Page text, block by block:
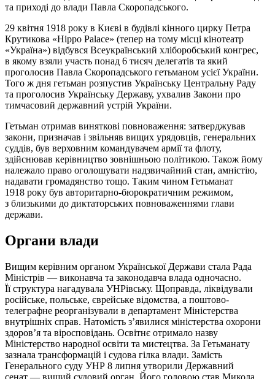
та приході до влади Павла Скоропадського.
29 квітня 1918 року в Києві в будівлі кінного цирку Петра
Крутикова «Hippo Palace» (тепер на тому місці кінотеатр
«Україна») відбувся Всеукраїнський хліборобський конгрес,
в якому взяли участь понад 6 тисяч делегатів та який
проголосив Павла Скоропадського гетьманом усієї України.
Того ж дня гетьман розпустив Українську Центральну Раду
та проголосив Українську Державу, ухвалив Закони про
тимчасовий державний устрій України.
Гетьман отримав виняткові повноваження: затверджував
закони, призначав і звільняв вищих урядовців, генеральних
суддів, був верховним командувачем армії та флоту,
здійснював керівництво зовнішньою політикою. Також йому
належало право оголошувати надзвичайний стан, амністію,
надавати громадянство тощо. Таким чином Гетьманат
1918 року був авторитарно-бюрократичним режимом,
з близькими до диктаторських повноваженнями глави
держави.
Органи влади
Вищим керівним органом Української Держави стала Рада
Міністрів — виконавча та законодавча влада одночасно.
Її структура нагадувала УНРівську. Щоправда, ліквідували
російське, польське, єврейське відомства, а поштово-
телеграфне реорганізували в департамент Міністерства
внутрішніх справ. Натомість з’явилися міністерства охорони
здоров’я та віросповідань. Освітнє отримало назву
Міністерство народної освіти та мистецтва. За Гетьманату
зазнала трансформацій і судова гілка влади. Замість
Генерального суду УНР 8 липня утворили Державний